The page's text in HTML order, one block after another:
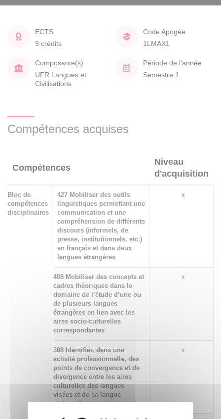
ECTS
9 crédits
Code Apogée
1LMAX1
Composante(s)
UFR Langues et
Civilisations
Période de l'année
Semestre 1
Compétences acquises
Compétences
Niveau
d'acquisition
Bloc de
compétences
disciplinaires
427 Mobiliser des outils
linguistiques permettant une
communication et une
compréhension de différents
discours (informels, de
presse, institutionnels, etc.)
en français et dans deux
langues étrangères
x
408 Mobiliser des concepts et
cadres théoriques dans le
domaine de l’étude d’une ou
de plusieurs langues
étrangères en lien avec les
aires socio-culturelles
correspondantes
x
308 Identifier, dans une
activité professionnelle, des
points de convergence et de
divergence entre les aires
culturelles des langues
visées et de sa langue
maternelle
x